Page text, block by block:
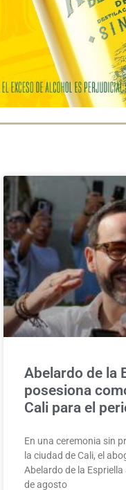
Abelardo de la
posesiona
Cali para el
En una ceremonia sin
la ciudad de Cali, el
Abelardo de la
de agosto